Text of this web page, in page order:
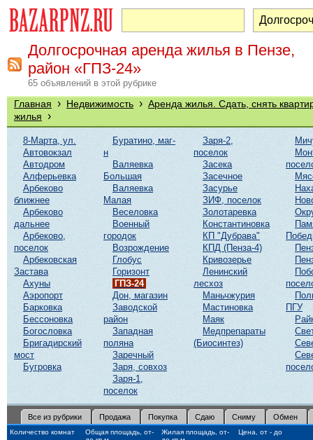
Долгосрочная аренда жилья в Пензе,
район «ГПЗ-24»
65 объявлений в этой рубрике
Главная › Недвижимость › Аренда жилья. Сдать, снять
жилья ›
8-Марта, ул.
Автовокзал
Автодром
Алферьевка
Арбеково
ближнее
Арбеково
дальнее
Арбеково,
поселок
Арбековская
Застава
Ахуны
Аэропорт
Барковка
Бессоновка
Богословка
Бригадирский
мост
Бугровка
Буратино, маг-
н
Валяевка
Большая
Валяевка
Малая
Веселовка
Военный
городок
Возрождение
Глобус
Горизонт
ГПЗ-24
Дон, магазин
Заводской
район
Западная
поляна
Заречный
Заря, совхоз
Заря-1,
поселок
Заря-2,
поселок
Засека
Засечное
Засурье
ЗИФ, поселок
Золотаревка
Константиновка
КП "Дубрава"
КПД (Пенза-4)
Кривозерье
Ленинский
лесхоз
Маньчжурия
Мастиновка
Маяк
Медпрепараты
(Биосинтез)
ПГУ
Все из рубрики Продажа Покупка Сдаю Сниму Обмен
Количество комнат
Общая площадь, от-
Жилая площадь, от-
Цена, от - до